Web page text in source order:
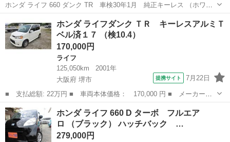
ホンダ ライフ 660 ダンク TR 車検30年1月 純正キーレス （ホワイ
ト） ハッチバック 軽自動車 本体価格 240,000円 支払総額 290,000円
年式(初度登録年):2001(H13) 走行距離:4.7...
ライフ ダンク
ホンダ ライフダンク ＴＲ キーレスアルミＴ
ベル済１７ （検10.4）
170,000円
ライフ
125,050km
2001年
大阪府 堺市
提携サイト 7月22日
■ 支払総額: 22万円 ■ 車両本体価格： 170,000 円 ■ メーカー
名： ホンダ ■ 車種名： ライフダンク ■ グレード名： ＴＲ
キーレスアルミＴベル済１７ ■ 排気量： 660cc ■ ドア枚数：
5D ■...
大阪 堺市 ライフ
ホンダ ライフ 660 D ターボ フルエア
ロ （ブラック） ハッチバック …
279,000円